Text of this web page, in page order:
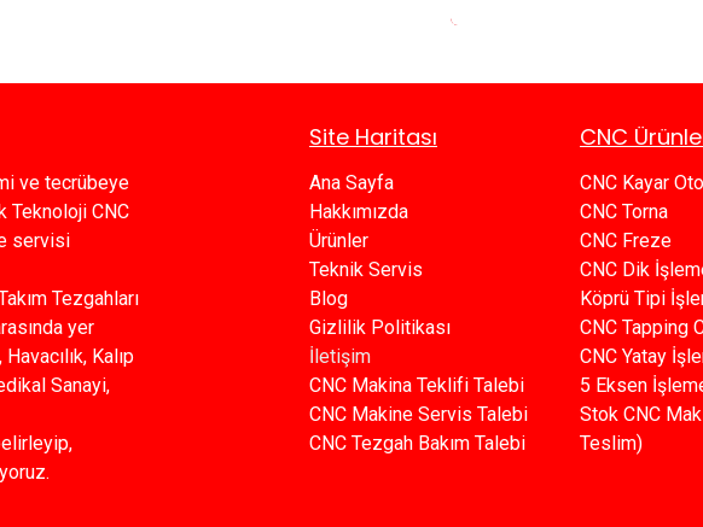
ve tecrübeye
Teknoloji CNC
servisi
Tezgahları
yer
Kalıp
Sanayi,
CNC
CNC Kayar
CNC Torna
CNC Freze
CNC Dik
Köprü Tipi
C​​NC Tapping
CNC Yatay
5 Eksen
Stok CNC
Teslim)
Site Haritası
Ana Sayfa​​
Hakkımızda
Ürünler​
Teknik Servis
Blog​​
Gizlilik Politikası​​
İletişim
CNC Makina Teklifi Talebi
CNC Makine Servis Talebi
CNC Tezgah Bakım Talebi